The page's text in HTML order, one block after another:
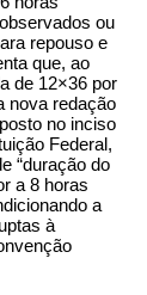
ou
repouso e
que, ao
de 12×36 por
nova redação
no inciso
Federal,
“duração do
a 8 horas
a
à